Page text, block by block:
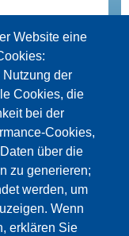
zum Produkt
strona
Website eine
der
Cookies, die
bei der
Cookies,
über die
zu generieren;
werden, um
Wenn
erklären Sie